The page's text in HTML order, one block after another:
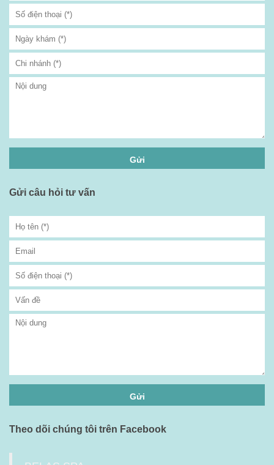
Gửi câu hỏi tư vấn
Theo dõi chúng tôi trên Facebook